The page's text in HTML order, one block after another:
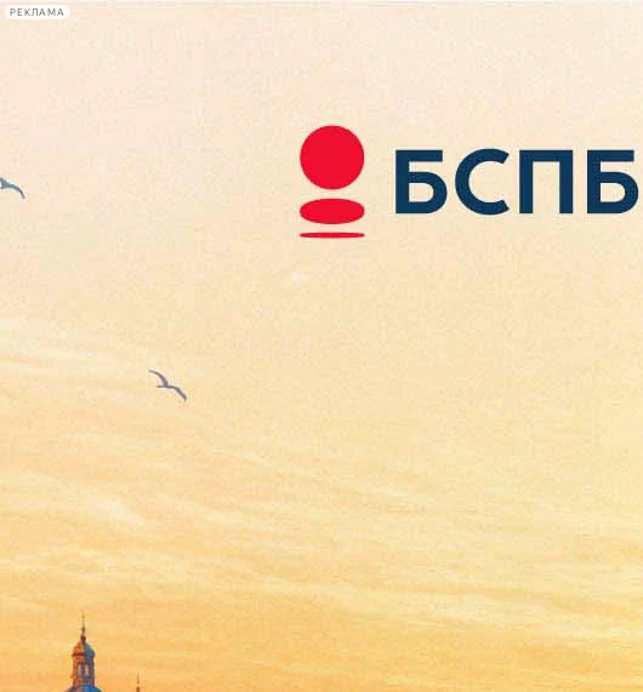
РЕКЛАМА
лекции
книги
Скончалась старейшая актриса
30 ноября 2012,